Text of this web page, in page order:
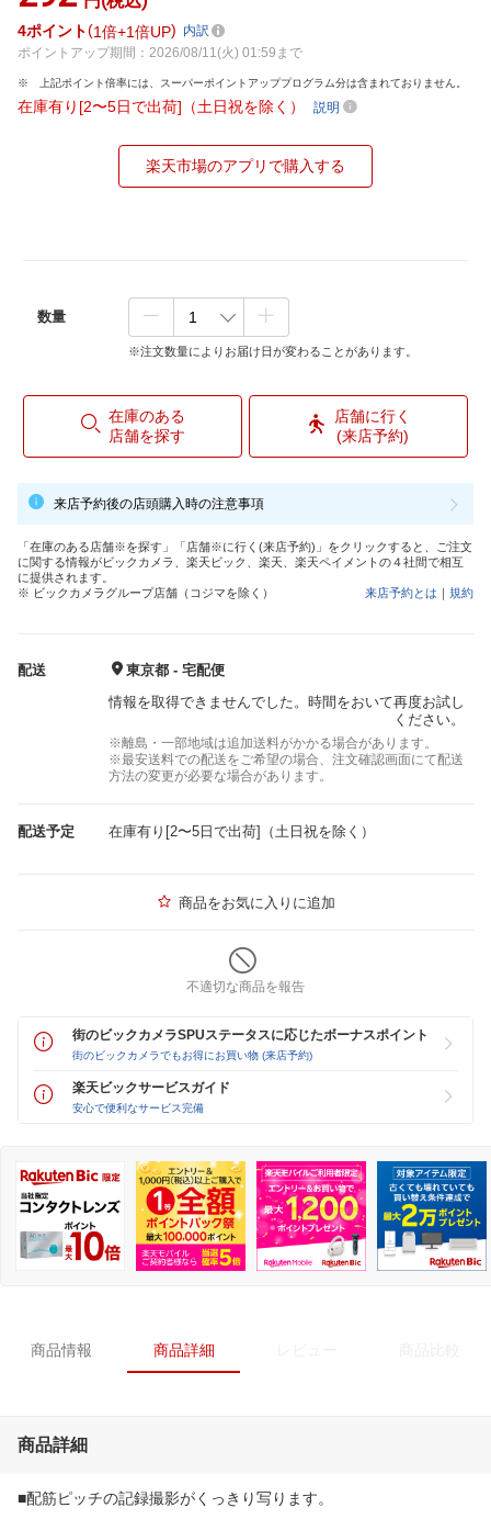
4ポイント 1倍 1倍UP
内訳
ポイントアップ期間：2026/08/11(火) 01:59まで
上記ポイント倍率には、スーパーポイントアッププログラム分は含まれておりません。
在庫有り[2〜5日で出荷]（土日祝を除く） 説明
楽天市場のアプリで購入する
数量
※注文数量によりお届け日が変わることがあります。
在庫のある
店舗を探す
店舗に行く
(来店予約)
来店予約後の店頭購入時の注意事項
「在庫のある店舗※を探す」「店舗※に行く(来店予約)」をクリックすると、ご注文
に関する情報がビックカメラ、楽天ビック、楽天、楽天ペイメントの４社間で相互
に提供されます。
※ ビックカメラグループ店舗（コジマを除く）
来店予約とは ｜ 規約
配送
東京都 - 宅配便
情報を取得できませんでした。時間をおいて再度お試し
ください。
※離島・一部地域は追加送料がかかる場合があります。
※最安送料での配送をご希望の場合、注文確認画面にて配送
方法の変更が必要な場合があります。
配送予定 在庫有り[2〜5日で出荷]（土日祝を除く）
商品をお気に入りに追加
不適切な商品を報告
街のビックカメラSPUステータスに応じたボーナスポイント
街のビックカメラでもお得にお買い物 (来店予約)
楽天ビックサービスガイド
安心で便利なサービス完備
商品情報 商品詳細
商品詳細
■配筋ピッチの記録撮影がくっきり写ります。